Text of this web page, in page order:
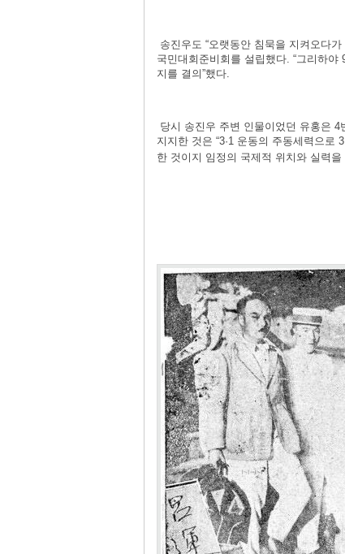
송진우도 “오랫동안 침묵을 지켜오다
국민대회준비회를 설립했다. “그리하
지를 결의”했다.
당시 송진우 주변 인물이었던 유홍은
지지한 것은 “3·1 운동의 주동세력으로
한 것이지 임정의 국제적 위치와 실력